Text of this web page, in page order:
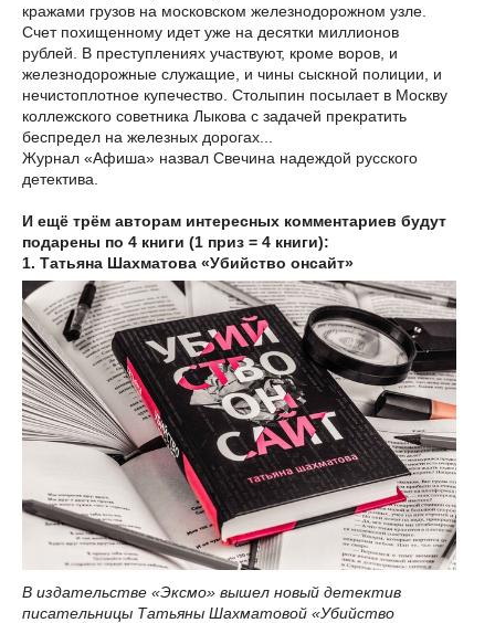
кражами грузов на московском железнодорожном узле.
Счет похищенному идет уже на десятки миллионов
рублей. В преступлениях участвуют, кроме воров, и
железнодорожные служащие, и чины сыскной полиции, и
нечистоплотное купечество. Столыпин посылает в Москву
коллежского советника Лыкова с задачей прекратить
беспредел на железных дорогах...
Журнал «Афиша» назвал Свечина надеждой русского
детектива.
И ещё трём авторам интересных комментариев будут
подарены по 4 книги (1 приз = 4 книги):
1. Татьяна Шахматова «Убийство онсайт»
В издательстве «Эксмо» вышел новый детектив
писательницы Татьяны Шахматовой «Убийство